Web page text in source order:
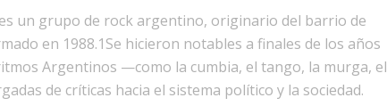
un grupo de rock argentino, originario del barrio de
en 1988.1​Se hicieron notables a finales de los años
Argentinos —como la cumbia, el tango, la murga, el
de críticas hacia el sistema político y la sociedad.